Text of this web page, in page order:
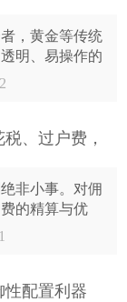
称心。
，黄金等传统
明、易操作的
有真挚热爱并
为目的入场，
之间，理性永
。
、过户费，
非小事。对佣
的精算与优
要体现。通过
交易决策，投
性配置利器